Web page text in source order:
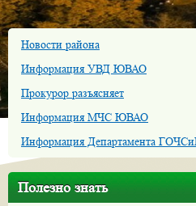
Новости района
Информация УВД ЮВАО
Прокурор разъясняет
Информация МЧС ЮВАО
Информация Департамента
Полезно знать